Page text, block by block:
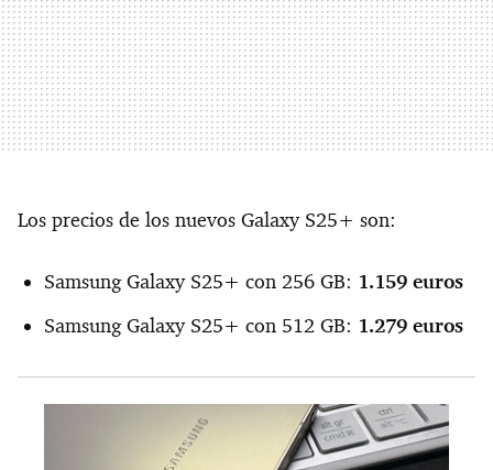
Los precios de los nuevos Galaxy S25+ son:
Samsung Galaxy S25+ con 256 GB: 1.159 euros
Samsung Galaxy S25+ con 512 GB: 1.279 euros